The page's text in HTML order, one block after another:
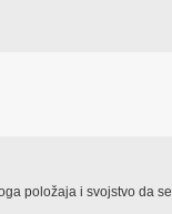
položaja i svojstvo da se